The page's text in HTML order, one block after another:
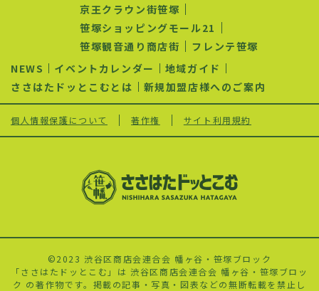
京王クラウン街笹塚
笹塚ショッピングモール21
笹塚観音通り商店街
フレンテ笹塚
NEWS
イベントカレンダー
地域ガイド
ささはたドッとこむとは
新規加盟店様へのご案内
個人情報保護について 著作権 サイト利用規約
©2023 渋谷区商店会連合会 幡ヶ谷・笹塚ブロック
「ささはたドッとこむ」は 渋谷区商店会連合会 幡ヶ谷・笹塚ブロッ
ク の著作物です。掲載の記事・写真・図表などの無断転載を禁止し